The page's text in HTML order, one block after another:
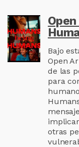
Bajo
Open
de las
para
otras